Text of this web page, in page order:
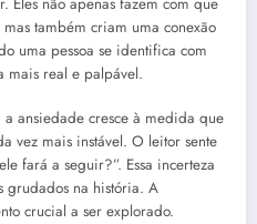
também criam uma conexão
uma pessoa se identifica com
mais real e palpável.
a ansiedade cresce à medida que
vez mais instável. O leitor sente
fará a seguir?”. Essa incerteza
grudados na história. A
crucial a ser explorado.